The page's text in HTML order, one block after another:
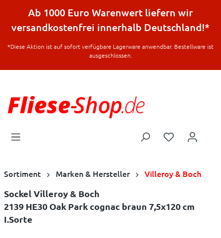
springen
Ab 1000 Euro Warenwert liefern wir
versandkostenfrei innerhalb Deutschland!*
*Diese Aktion ist auf sofort verfügbare Lagerware anwendbar. Bestellware ist
ausgeschlossen.
Sortiment Marken & Hersteller Villeroy & Boch
Sockel Villeroy & Boch
2139 HE30 Oak Park cognac braun 7,5x120 cm
I.Sorte